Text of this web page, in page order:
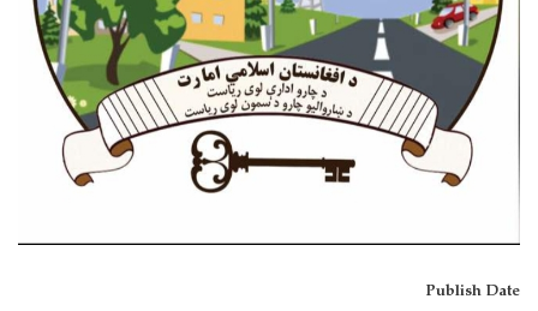
Publish Date